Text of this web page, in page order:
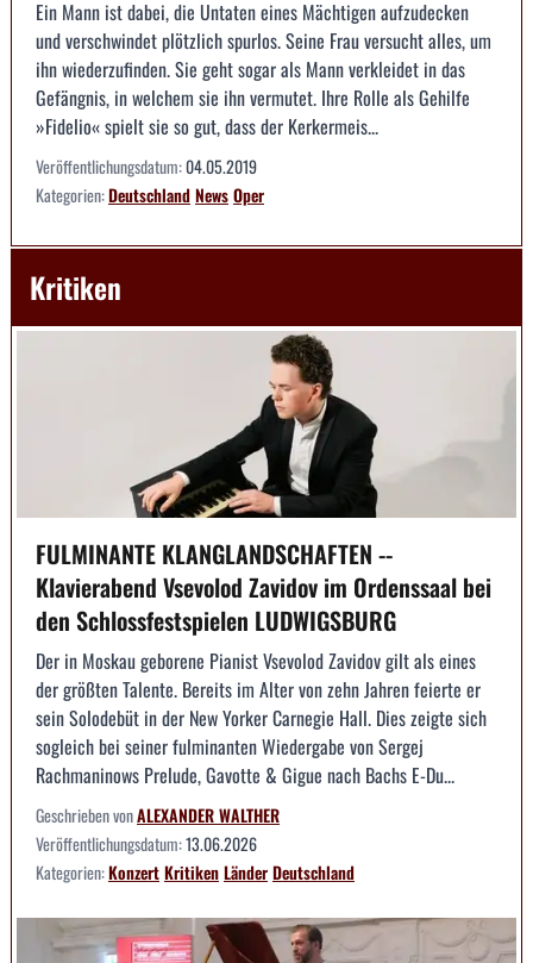
Ein Mann ist dabei, die Untaten eines Mächtigen aufzudecken
und verschwindet plötzlich spurlos. Seine Frau versucht alles, um
ihn wiederzufinden. Sie geht sogar als Mann verkleidet in das
Gefängnis, in welchem sie ihn vermutet. Ihre Rolle als Gehilfe
»Fidelio« spielt sie so gut, dass der Kerkermeis...
Veröffentlichungsdatum:04.05.2019
Kategorien:DeutschlandNewsOper
Kritiken
FULMINANTE KLANGLANDSCHAFTEN --
Klavierabend Vsevolod Zavidov im Ordenssaal bei
den Schlossfestspielen LUDWIGSBURG
Der in Moskau geborene Pianist Vsevolod Zavidov gilt als eines
der größten Talente. Bereits im Alter von zehn Jahren feierte er
sein Solodebüt in der New Yorker Carnegie Hall. Dies zeigte sich
sogleich bei seiner fulminanten Wiedergabe von Sergej
Rachmaninows Prelude, Gavotte & Gigue nach Bachs E-Du...
Geschrieben vonALEXANDER WALTHER
Veröffentlichungsdatum:13.06.2026
Kategorien:KonzertKritikenLänderDeutschland